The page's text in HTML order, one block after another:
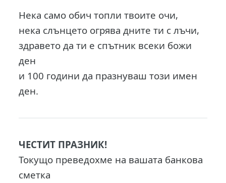
Нека само обич топли твоите очи,
нека слънцето огрява дните ти с лъчи,
здравето да ти е спътник всеки божи
ден
и 100 години да празнуваш този имен
ден.
ЧЕСТИТ ПРАЗНИК!
Токущо преведохме на вашата банкова
сметка